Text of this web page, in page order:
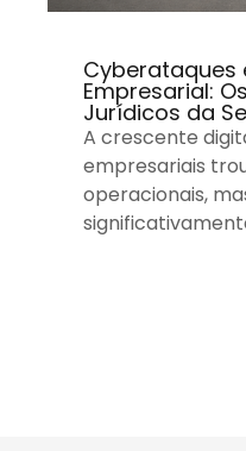
Cyberataques
Empresarial:
Jurídicos da
A crescente
empresariais
operacionais,